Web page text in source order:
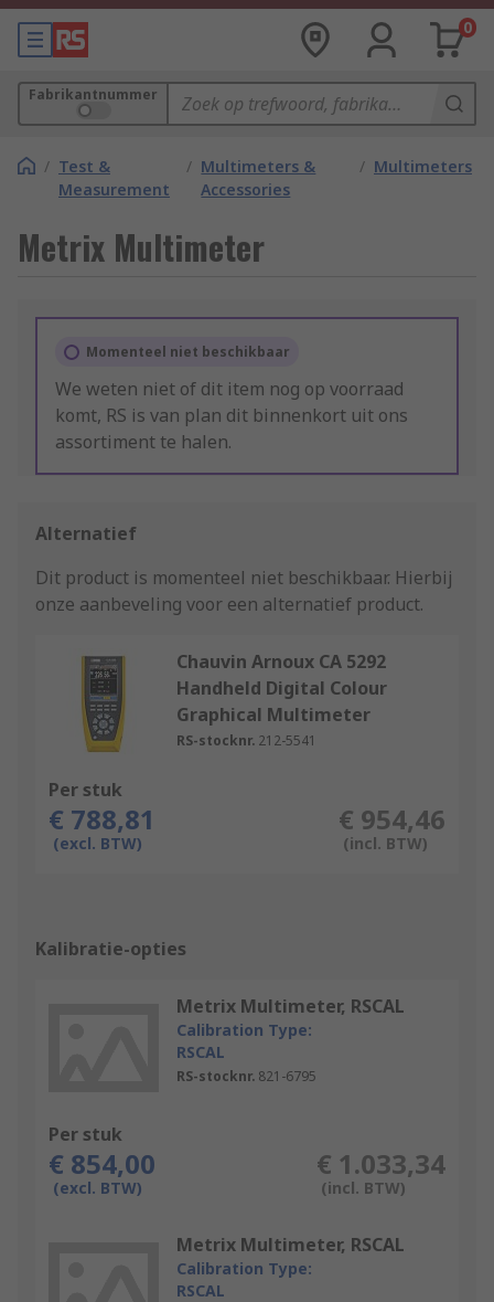
0
Fabrikantnummer
/ Test &
Measurement
/ Multimeters &
Accessories
/ Multimeters
Metrix Multimeter
Momenteel niet beschikbaar
We weten niet of dit item nog op voorraad
komt, RS is van plan dit binnenkort uit ons
assortiment te halen.
Alternatief
Dit product is momenteel niet beschikbaar. Hierbij
onze aanbeveling voor een alternatief product.
Chauvin Arnoux CA 5292
Handheld Digital Colour
Graphical Multimeter
RS-stocknr. 212-5541
Per stuk
€ 788,81
(excl. BTW)
€ 954,46
(incl. BTW)
Kalibratie-opties
Metrix Multimeter, RSCAL
Calibration Type:
RSCAL
RS-stocknr. 821-6795
Per stuk
€ 854,00
(excl. BTW)
€ 1.033,34
(incl. BTW)
Metrix Multimeter, RSCAL
Calibration Type:
RSCAL